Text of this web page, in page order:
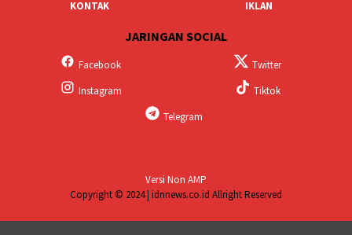
KONTAK
IKLAN
JARINGAN SOCIAL
Facebook
Twitter
Instagram
Tiktok
Telegram
Versi Non AMP
Copyright © 2024 | idnnews.co.id Allright Reserved